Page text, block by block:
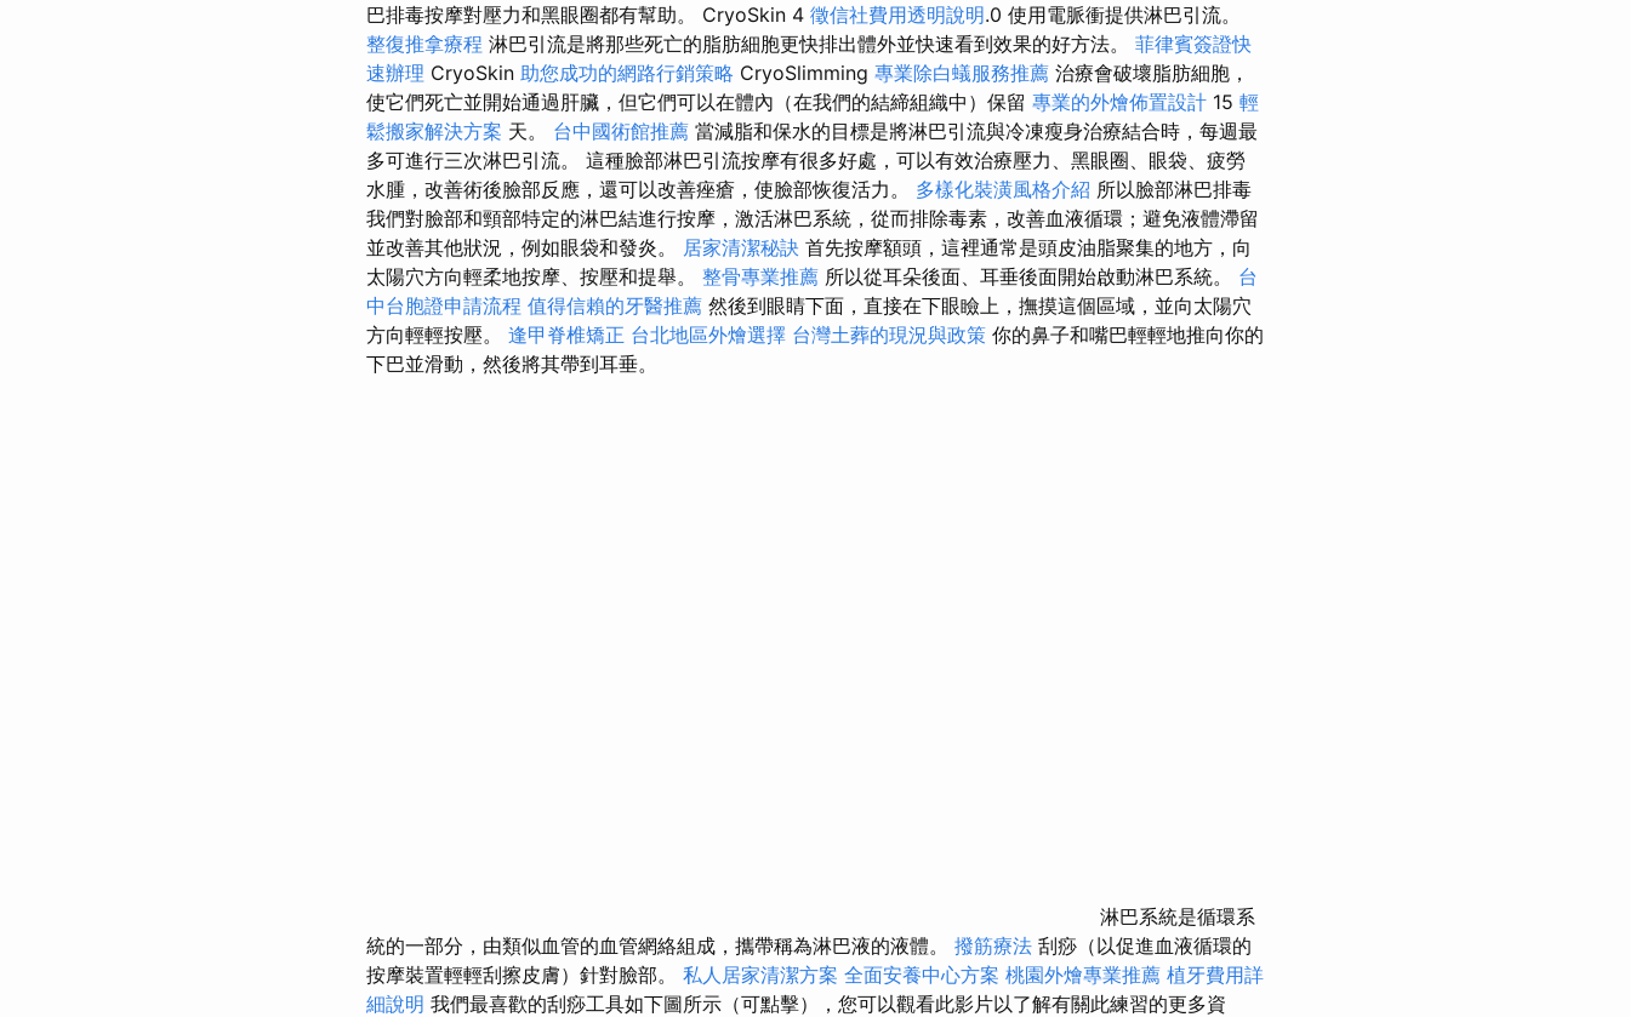
巴排毒按摩對壓力和黑眼圈都有幫助。 CryoSkin 4 徵信社費用透明說明.0 使用電脈衝提供淋巴引流。
整復推拿療程 淋巴引流是將那些死亡的脂肪細胞更快排出體外並快速看到效果的好方法。 菲律賓簽證快
速辦理 CryoSkin 助您成功的網路行銷策略 CryoSlimming 專業除白蟻服務推薦 治療會破壞脂肪細胞，
使它們死亡並開始通過肝臟，但它們可以在體內（在我們的結締組織中）保留 專業的外燴佈置設計 15 輕
鬆搬家解決方案 天。 台中國術館推薦 當減脂和保水的目標是將淋巴引流與冷凍瘦身治療結合時，每週最
多可進行三次淋巴引流。 這種臉部淋巴引流按摩有很多好處，可以有效治療壓力、黑眼圈、眼袋、疲勞
水腫，改善術後臉部反應，還可以改善痤瘡，使臉部恢復活力。 多樣化裝潢風格介紹 所以臉部淋巴排毒
我們對臉部和頸部特定的淋巴結進行按摩，激活淋巴系統，從而排除毒素，改善血液循環；避免液體滯留
並改善其他狀況，例如眼袋和發炎。 居家清潔秘訣 首先按摩額頭，這裡通常是頭皮油脂聚集的地方，向
太陽穴方向輕柔地按摩、按壓和提舉。 整骨專業推薦 所以從耳朵後面、耳垂後面開始啟動淋巴系統。 台
中台胞證申請流程 值得信賴的牙醫推薦 然後到眼睛下面，直接在下眼瞼上，撫摸這個區域，並向太陽穴
方向輕輕按壓。 逢甲脊椎矯正 台北地區外燴選擇 台灣土葬的現況與政策 你的鼻子和嘴巴輕輕地推向你的
下巴並滑動，然後將其帶到耳垂。
淋巴系統是循環系
統的一部分，由類似血管的血管網絡組成，攜帶稱為淋巴液的液體。 撥筋療法 刮痧（以促進血液循環的
按摩裝置輕輕刮擦皮膚）針對臉部。 私人居家清潔方案 全面安養中心方案 桃園外燴專業推薦 植牙費用詳
細說明 我們最喜歡的刮痧工具如下圖所示（可點擊），您可以觀看此影片以了解有關此練習的更多資